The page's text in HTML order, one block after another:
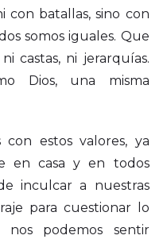
con batallas, sino con
somos iguales. Que
castas, ni jerarquías.
Dios, una misma
con estos valores, ya
en casa y en todos
inculcar a nuestras
para cuestionar lo
podemos sentir